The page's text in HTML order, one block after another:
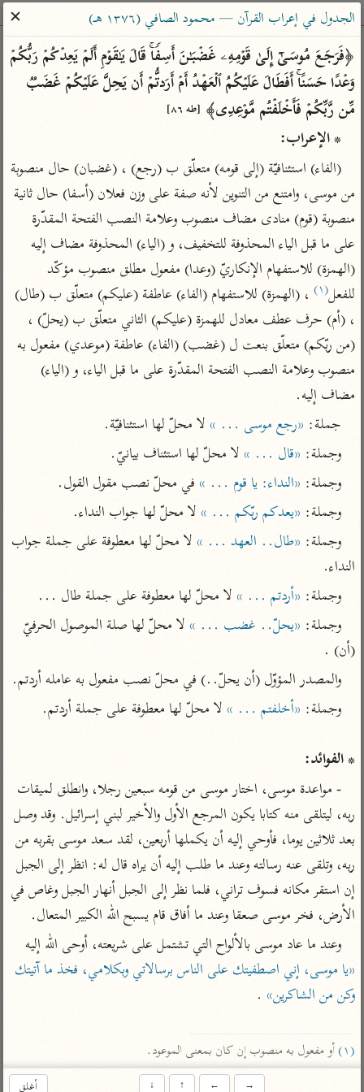
ساهم معنا في نشر القرآن والعلم الشرعي
الباحث القرآني
بحث تفسير علوم مصاحف معاجم
Type 2 or more characters for results.
Type 1 or more
characters for results.
أمّهات
تفسير الطبري
تفسير ابن كثير
تفسير القرطبي
تفسير البغوي
جمع الأقوال
تفسير ابن الجوزي
تفسير الماوردي
منتقاة
تفسير ابن القيم
تفسير ابن تيمية
عامّة
تفسير السمعاني
محاسن التأويل
للقاسمي
تفسير الثعالبي
تفسير السمرقندي
تفسير الثعلبي
عامّة
فتح البيان للقنوجي
فتح القدير للشوكاني
تفسير ابن جزي
موسوعات
تفسير الآلوسي
أخرى
أضواء البيان
نظم الدرر للبقاعي
التحرير والتنوير
المحرر الوجيز لابن
عطية
حيان
البسيط للواحدي
معاصرة
الميسر
المختصر في
التفسير
تفسير السعدي
أيسر التفاسير
القرآن – تدبر وعمل
مركَّزة العبارة
تفسير الجلالين
جامع البيان للإيجي
تفسير النسفي
الوجيز للواحدي
تفسير ابن أبي زمنين
آثار
موسوعة التفسير
المأثور
تفسير مقاتل
تفسير قتادة
اشترك لتصلك أخبار مشاريعنا
اشترك
الجدول في إعراب القرآن — محمود الصافي (١٣٧٦ هـ)
✕
مِّن رَّبِّكُمۡ فَأَخۡلَفۡتُم مَّوۡعِدِی﴾ [طه ٨٦]
* الإعراب:
للفعل(١)
مضاف إليه.
جملة: «رجع موسى ... » لا محلّ لها استئنافيّة.
وجملة: «قال ... » لا محلّ لها استئناف بيانيّ.
وجملة: «النداء: يا قوم ... » في محلّ نصب مقول القول.
وجملة: «يعدكم ربّكم ... » لا محلّ لها جواب النداء.
وجملة: «طال.. العهد ... »
النداء.
وجملة: «أردتم ... » لا محلّ لها معطوفة على جملة طال ...
وجملة: «يحلّ.. غضب ... »
(أن) .
والمصدر المؤوّل (أن يحلّ..) في محلّ نصب مفعول به عامله أردتم.
وجملة: «أخلفتم ... »
* الفوائد:
الأرض، فخر موسى صعقا وعند ما أفاق قام يسبح الله الكبير المتعال.
وعند ما عاد موسى بالألواح التي تشتمل على شريعته، أوحى الله إليه
وكن من الشاكرين» .
(١) أو مفعول به منصوب إن كان بمعنى الموعود.
أغلق →
←
↑
↓